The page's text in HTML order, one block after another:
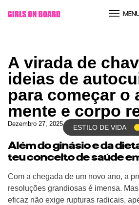
conteúdo
A virada de
ideias de
para começar o
mente e corpo
Dezembro 27, 2025 ESTILO DE VIDA
Além do ginásio e da
teu conceito de saúde
Com a chegada de um novo ano, a
resoluções grandiosas é imensa.
eficaz não exige rupturas radicais,